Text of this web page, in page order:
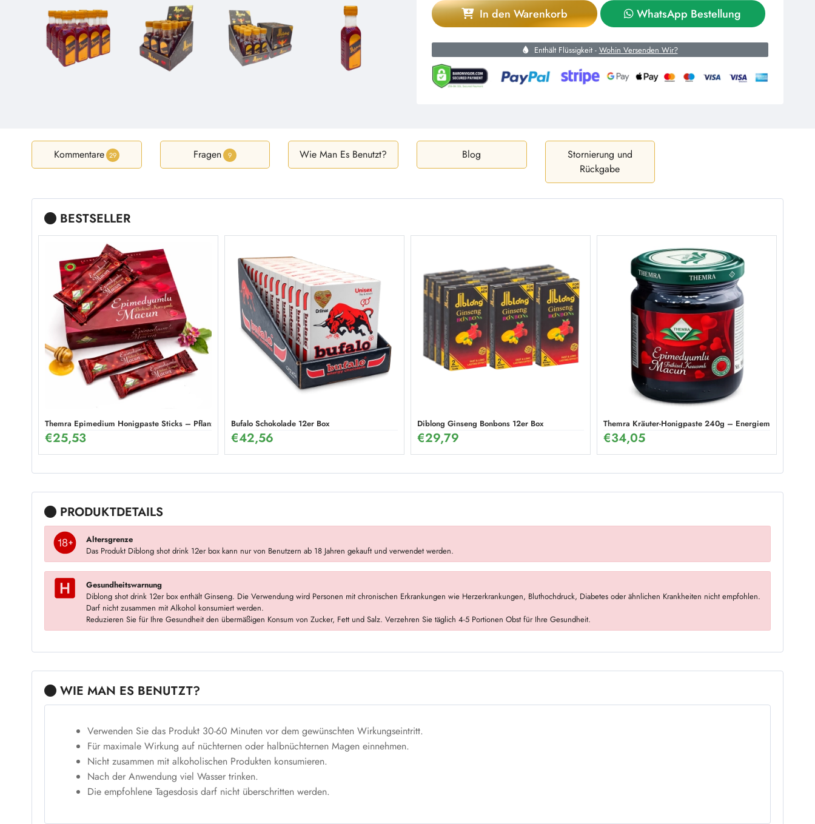
In den Warenkorb WhatsApp Bestellung
Enthält Flüssigkeit - Wohin Versenden Wir?
Kommentare 29 Fragen 9 Wie Man Es Benutzt? Blog
Stornierung und
Rückgabe
BESTSELLER
Themra Epimedium Honigpaste Sticks – Pflanzliche Energie Mischung (12 x 12g)
€25,53
Bufalo Schokolade 12er Box
€42,56
Diblong Ginseng Bonbons 12er Box
€29,79
Themra Kräuter-Honigpaste 240g – Energiemix
€34,05
PRODUKTDETAILS
Altersgrenze
Das Produkt Diblong shot drink 12er box kann nur von Benutzern ab 18 Jahren gekauft und verwendet werden.
Gesundheitswarnung
Diblong shot drink 12er box enthält Ginseng. Die Verwendung wird Personen mit chronischen Erkrankungen wie Herzerkrankungen, Bluthochdruck, Diabetes oder ähnlichen Krankheiten nicht empfohlen.
Darf nicht zusammen mit Alkohol konsumiert werden.
Reduzieren Sie für Ihre Gesundheit den übermäßigen Konsum von Zucker, Fett und Salz. Verzehren Sie täglich 4-5 Portionen Obst für Ihre Gesundheit.
WIE MAN ES BENUTZT?
Verwenden Sie das Produkt 30-60 Minuten vor dem gewünschten Wirkungseintritt.
Für maximale Wirkung auf nüchternen oder halbnüchternen Magen einnehmen.
Nicht zusammen mit alkoholischen Produkten konsumieren.
Nach der Anwendung viel Wasser trinken.
Die empfohlene Tagesdosis darf nicht überschritten werden.